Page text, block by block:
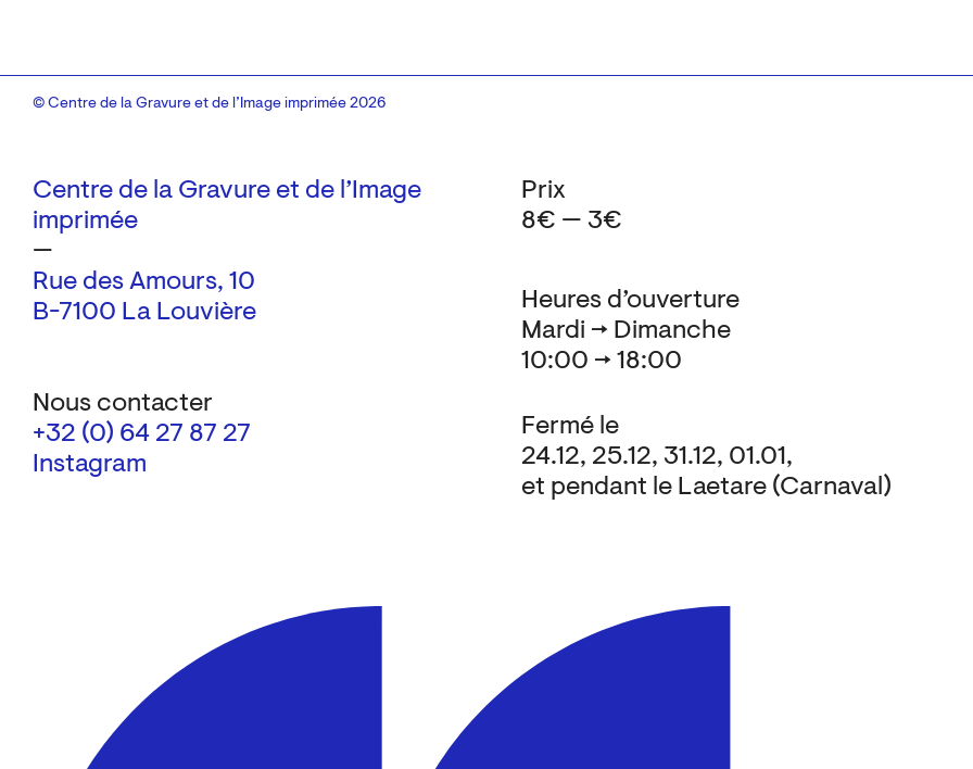
Centre de la Gravure et de l’Image
imprimée
—
Rue des Amours, 10
B-7100 La Louvière
Nous contacter
+32 (0) 64 27 87 27
Instagram
Heures d’ouverture
Mardi → Dimanche
10:00 → 18:00
Fermé le
24.12, 25.12, 31.12, 01.01,
et pendant le Laetare (Carnaval)
Prix
8€ — 3€
© Centre de la Gravure et de l’Image imprimée 2026